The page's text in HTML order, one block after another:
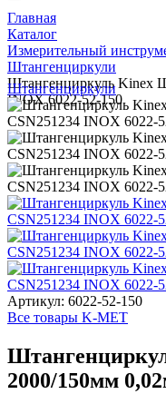
Главная
Каталог
Измерительный
Штангенциркули
Штангенциркуль Kinex
INOX 6022-52-150
Штангенциркули
Артикул: 6022-52-150
Все товары K-MET
2000/150мм